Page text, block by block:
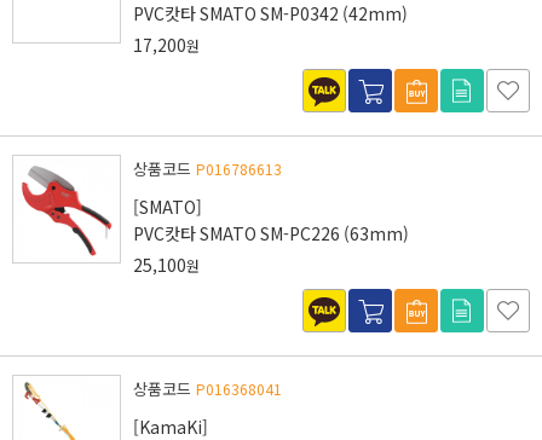
PVC캇타 SMATO SM-P0342 (42mm)
17,200원
상품코드 P016786613
[SMATO]
PVC캇타 SMATO SM-PC226 (63mm)
25,100원
상품코드 P016368041
[KamaKi]